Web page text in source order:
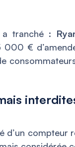
a tranché :
000 €
d’un compteur